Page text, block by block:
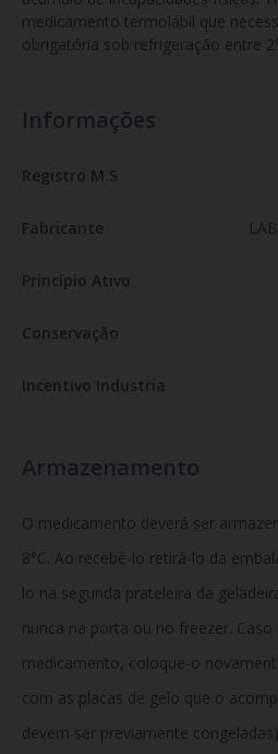
medicamento termolábil que
obrigatória sob refrigeração entre
Informações
Registro M.S
Fabricante
Princípio Ativo
Conservação
Incentivo Industria
Armazenamento
O medicamento deverá ser
8°C. Ao recebê-lo retirá-lo da
lo na segunda prateleira da
nunca na porta ou no freezer.
medicamento, coloque-o
com as placas de gelo que o
devem ser previamente congeladas).